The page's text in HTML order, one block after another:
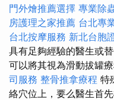
門外燴推薦選擇 專業除
房護理之家推薦 台北專
台北按摩服務 新北台胞
具有足夠經驗的醫生或
可以將其視為滑動拔罐
司服務 整骨推拿療程 特
絡穴位上，要么醫生首